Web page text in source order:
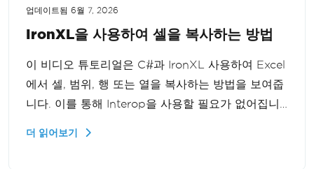
업데이트됨 6월 7, 2026
IronXL을 사용하여 셀을 복사하는 방법
이 비디오 튜토리얼은 C#과 IronXL 사용하여 Excel
에서 셀, 범위, 행 또는 열을 복사하는 방법을 보여줍
니다. 이를 통해 Interop을 사용할 필요가 없어집니
더 읽어보기